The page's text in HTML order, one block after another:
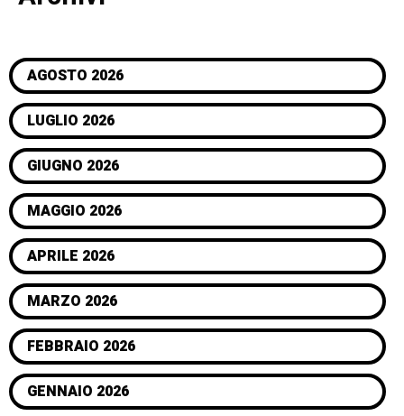
AGOSTO 2026
LUGLIO 2026
GIUGNO 2026
MAGGIO 2026
APRILE 2026
MARZO 2026
FEBBRAIO 2026
GENNAIO 2026